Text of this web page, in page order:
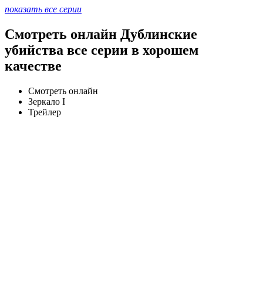
показать все серии
Смотреть онлайн Дублинские
убийства все серии в хорошем
качестве
Смотреть онлайн
Зеркало I
Трейлер